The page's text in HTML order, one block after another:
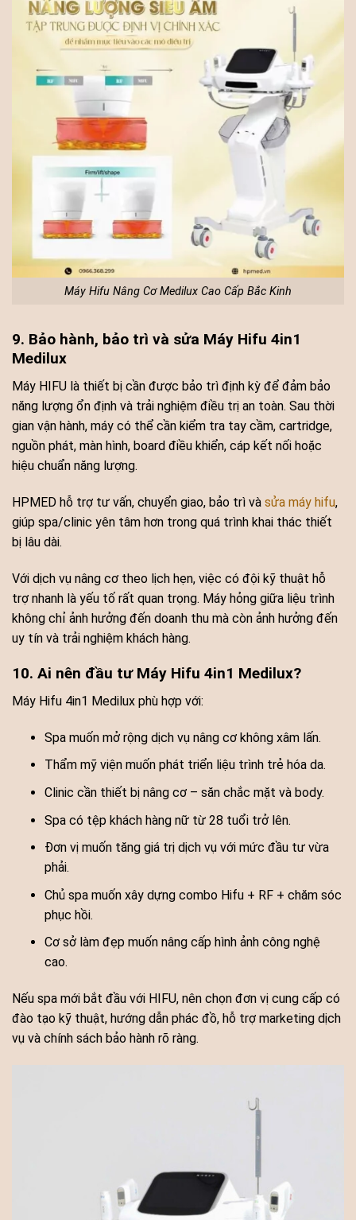
Máy Hifu Nâng Cơ Medilux Cao Cấp Bắc Kinh
9. Bảo hành, bảo trì và sửa Máy Hifu 4in1
Medilux
Máy HIFU là thiết bị cần được bảo trì định kỳ để đảm bảo
năng lượng ổn định và trải nghiệm điều trị an toàn. Sau thời
gian vận hành, máy có thể cần kiểm tra tay cầm, cartridge,
nguồn phát, màn hình, board điều khiển, cáp kết nối hoặc
hiệu chuẩn năng lượng.
HPMED hỗ trợ tư vấn, chuyển giao, bảo trì và sửa máy hifu,
giúp spa/clinic yên tâm hơn trong quá trình khai thác thiết
bị lâu dài.
Với dịch vụ nâng cơ theo lịch hẹn, việc có đội kỹ thuật hỗ
trợ nhanh là yếu tố rất quan trọng. Máy hỏng giữa liệu trình
không chỉ ảnh hưởng đến doanh thu mà còn ảnh hưởng đến
uy tín và trải nghiệm khách hàng.
10. Ai nên đầu tư Máy Hifu 4in1 Medilux?
Máy Hifu 4in1 Medilux phù hợp với:
Spa muốn mở rộng dịch vụ nâng cơ không xâm lấn.
Thẩm mỹ viện muốn phát triển liệu trình trẻ hóa da.
Clinic cần thiết bị nâng cơ – săn chắc mặt và body.
Spa có tệp khách hàng nữ từ 28 tuổi trở lên.
Đơn vị muốn tăng giá trị dịch vụ với mức đầu tư vừa
phải.
Chủ spa muốn xây dựng combo Hifu + RF + chăm sóc
phục hồi.
Cơ sở làm đẹp muốn nâng cấp hình ảnh công nghệ
cao.
Nếu spa mới bắt đầu với HIFU, nên chọn đơn vị cung cấp có
đào tạo kỹ thuật, hướng dẫn phác đồ, hỗ trợ marketing dịch
vụ và chính sách bảo hành rõ ràng.